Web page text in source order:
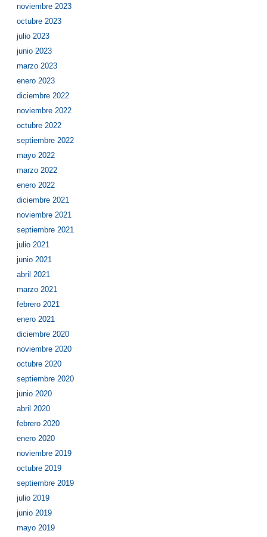
noviembre 2023
octubre 2023
julio 2023
junio 2023
marzo 2023
enero 2023
diciembre 2022
noviembre 2022
octubre 2022
septiembre 2022
mayo 2022
marzo 2022
enero 2022
diciembre 2021
noviembre 2021
septiembre 2021
julio 2021
junio 2021
abril 2021
marzo 2021
febrero 2021
enero 2021
diciembre 2020
noviembre 2020
octubre 2020
septiembre 2020
junio 2020
abril 2020
febrero 2020
enero 2020
noviembre 2019
octubre 2019
septiembre 2019
julio 2019
junio 2019
mayo 2019